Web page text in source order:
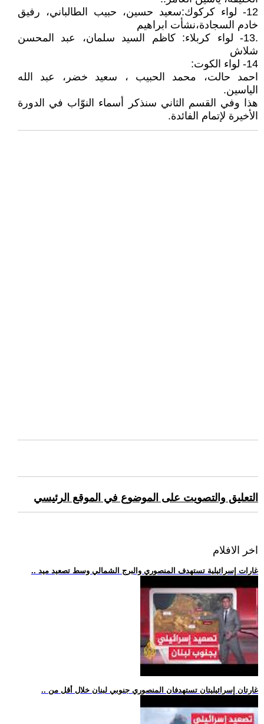
12- لواء كركوك:سعيد حسين، حبيب الطالباني، رفيق
خادم السجادة،نشأت ابراهيم
.13- لواء كربلاء: كاظم السيد سلمان، عبد المحسن
شلاش
14- لواء الكوت:
احمد حالت، محمد الحبيب ، سعيد خضر، عبد الله
الياسين.
هذا وفي القسم الثاني سنذكر أسماء النوّاب في الدورة
الأخيرة لإتمام الفائدة.
التعليق والتصويت على الموضوع في الموقع الرئيسي
اخر الافلام
.. غارات إسرائيلية تستهدف المنصوري والبرج الشمالي وسط تصعيد ميد
.. غارتان إسرائيليتان تستهدفان المنصوري جنوبي لبنان خلال أقل من